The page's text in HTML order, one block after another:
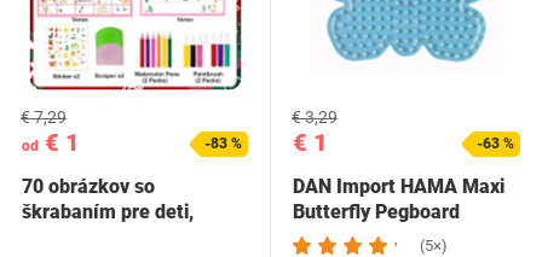
od € 1
€ 7,29
-83 %
70 obrázkov so
škrabaním pre deti,
€ 1
€ 3,29
-63 %
DAN Import HAMA Maxi
Butterfly Pegboard
(5×)